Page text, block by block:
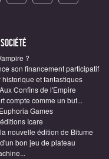
?
son financement participatif
et fantastiques
Confins de l'Empire
compte comme un but...
Games
Icare
nouvelle édition de Bitume
bon jeu de plateau